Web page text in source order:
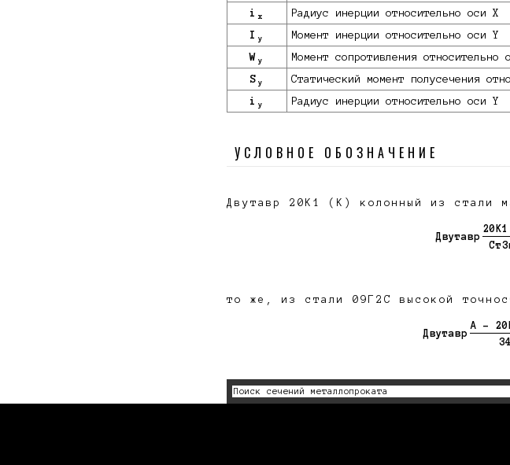
i x Радиус инерции относительно оси X
I y Момент инерции относительно оси Y
W y Момент сопротивления относительно
S y Статический момент полусечения
i y Радиус инерции относительно оси Y
УСЛОВНОЕ ОБОЗНАЧЕНИЕ
Двутавр 20К1 (К) колонный из стали
Двутавр
то же, из стали 09Г2С высокой
Двутавр
А -